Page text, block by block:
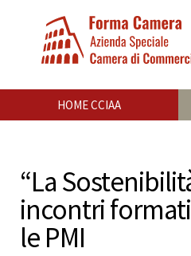
HOME CCIAA
“La
incontri
le PMI